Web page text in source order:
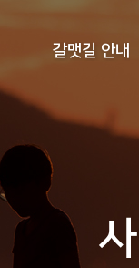
갈맷길 안내